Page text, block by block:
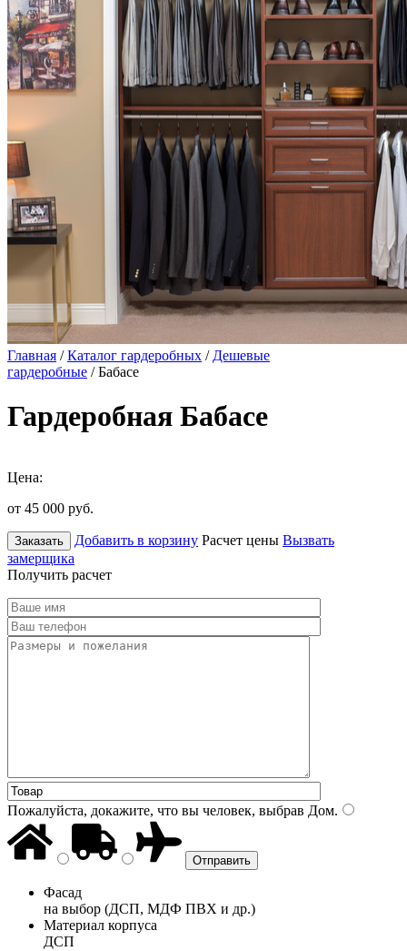
Главная /Каталог гардеробных / Дешевые
гардеробные / Бабасе
Гардеробная Бабасе
Цена:
от 45 000 руб.
Заказать Добавить в корзину Расчет цены Вызвать
замерщика
Получить расчет
Пожалуйста, докажите, что вы человек, выбрав Дом.
Фасад
на выбор (ДСП, МДФ ПВХ и др.)
Материал корпуса
ДСП